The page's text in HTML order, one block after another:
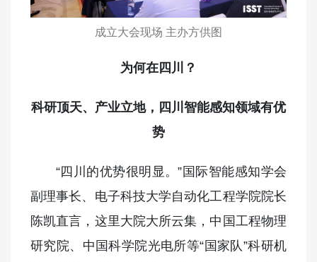
成立大会现场 主办方供图
为何在四川？
科研顶天、产业立地，四川智能感知领域有优
势
“四川的优势很明显。”国际智能感知学会
副理事长、电子科技大学自动化工程学院院长
陈凯直言，这里大院大所云集，中国工程物理
研究院、中国科学院光电所等“国家队”科研机